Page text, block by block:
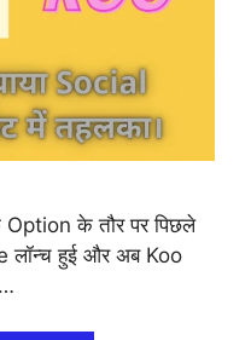
Option के तौर पर पिछले
हुई और अब Koo